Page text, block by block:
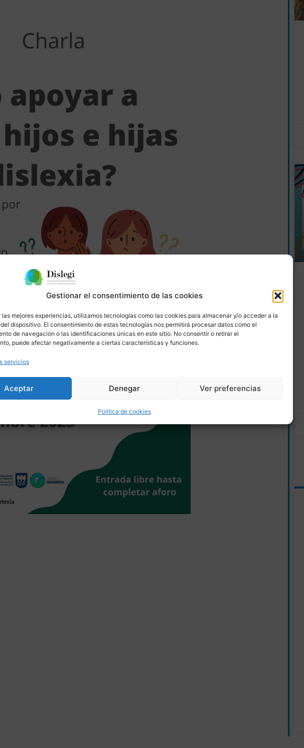
Gestionar el consentimiento de las cookies
las mejores experiencias, utilizamos tecnologías como las cookies para almacenar y/o acceder a la
dispositivo. El consentimiento de estas tecnologías nos permitirá procesar datos como el
de navegación o las identificaciones únicas en este sitio. No consentir o retirar el
puede afectar negativamente a ciertas características y funciones.
servicios
Aceptar Denegar Ver preferencias
Política de cookies